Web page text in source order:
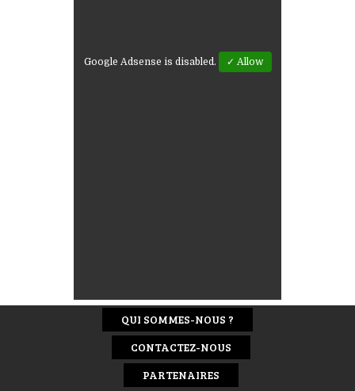
Google Adsense is disabled. ✓ Allow
QUI SOMMES-NOUS ?
CONTACTEZ-NOUS
PARTENAIRES